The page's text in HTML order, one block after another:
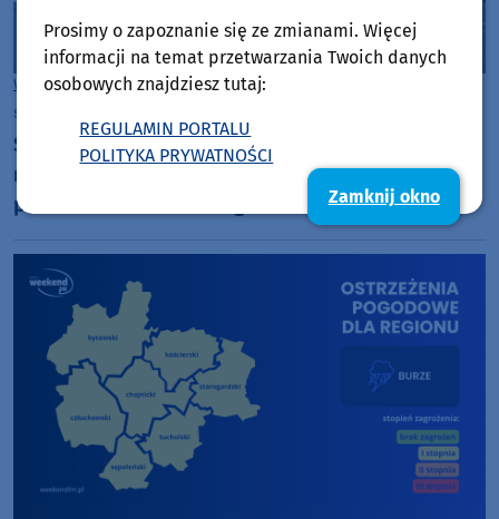
Woj. Kujawsko-pomorskieWoj. Pomorskie
sobota, 1 sierpnia 2026, 08:16
Syreny alarmowe zabrzmią dziś (1.08) w miastach
regionu. To w związku z kolejną rocznicą wybuchu
powstania warszawskiego
Prosimy o zapoznanie się ze zmianami. Więcej
informacji na temat przetwarzania Twoich danych
osobowych znajdziesz tutaj:
REGULAMIN PORTALU
POLITYKA PRYWATNOŚCI
Zamknij okno